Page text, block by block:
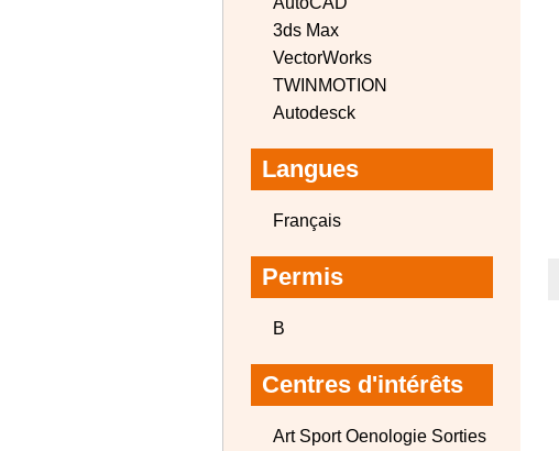
3ds Max
VectorWorks
TWINMOTION
Autodesck
Langues
Français
Permis
B
Centres d'intérêts
Art Sport Oenologie Sorties